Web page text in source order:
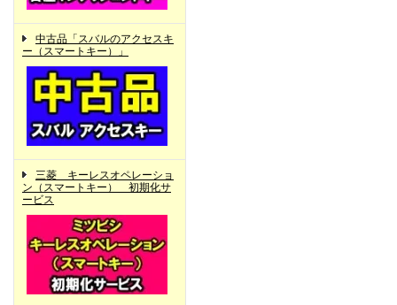
中古品「スバルのアクセスキ
ー（スマートキー）」
三菱 キーレスオペレーショ
ン（スマートキー） 初期化サ
ービス